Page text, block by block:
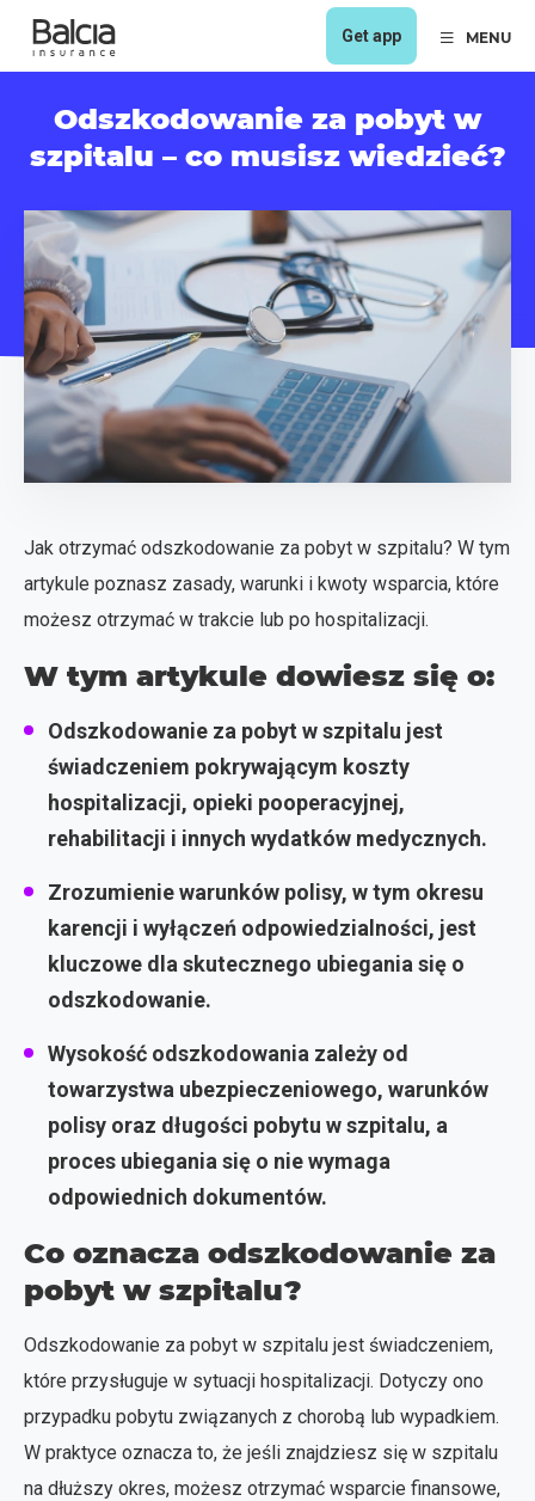
Get app MENU
Odszkodowanie za pobyt w
szpitalu – co musisz wiedzieć?
Jak otrzymać odszkodowanie za pobyt w szpitalu? W tym
artykule poznasz zasady, warunki i kwoty wsparcia, które
możesz otrzymać w trakcie lub po hospitalizacji.
W tym artykule dowiesz się o:
Odszkodowanie za pobyt w szpitalu jest
świadczeniem pokrywającym koszty
hospitalizacji, opieki pooperacyjnej,
rehabilitacji i innych wydatków medycznych.
Zrozumienie warunków polisy, w tym okresu
karencji i wyłączeń odpowiedzialności, jest
kluczowe dla skutecznego ubiegania się o
odszkodowanie.
Wysokość odszkodowania zależy od
towarzystwa ubezpieczeniowego, warunków
polisy oraz długości pobytu w szpitalu, a
proces ubiegania się o nie wymaga
odpowiednich dokumentów.
Co oznacza odszkodowanie za
pobyt w szpitalu?
Odszkodowanie za pobyt w szpitalu jest świadczeniem,
które przysługuje w sytuacji hospitalizacji. Dotyczy ono
przypadku pobytu związanych z chorobą lub wypadkiem.
W praktyce oznacza to, że jeśli znajdziesz się w szpitalu
na dłuższy okres, możesz otrzymać wsparcie finansowe,